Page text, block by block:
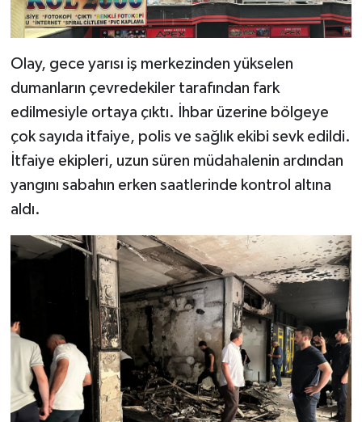
Olay, gece yarısı iş merkezinden yükselen
dumanların çevredekiler tarafından fark
edilmesiyle ortaya çıktı. İhbar üzerine bölgeye
çok sayıda itfaiye, polis ve sağlık ekibi sevk edildi.
İtfaiye ekipleri, uzun süren müdahalenin ardından
yangını sabahın erken saatlerinde kontrol altına
aldı.